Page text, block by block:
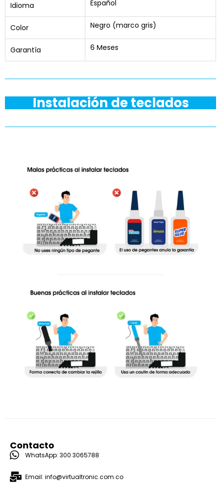
Idioma Español
Color Negro (marco gris)
Garantía 6 Meses
Instalación de teclados
Contacto
WhatsApp: 300 3065788
Email: info@virtualtronic.com.co